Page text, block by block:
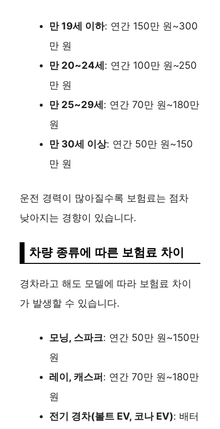
만 19세 이하: 연간 150만 원~300
만 원
만 20~24세: 연간 100만 원~250
만 원
만 25~29세: 연간 70만 원~180만
원
만 30세 이상: 연간 50만 원~150
만 원
운전 경력이 많아질수록 보험료는 점차
낮아지는 경향이 있습니다.
차량 종류에 따른 보험료 차이
경차라고 해도 모델에 따라 보험료 차이
가 발생할 수 있습니다.
모닝, 스파크: 연간 50만 원~150만
원
레이, 캐스퍼: 연간 70만 원~180만
원
전기 경차(볼트 EV, 코나 EV): 배터